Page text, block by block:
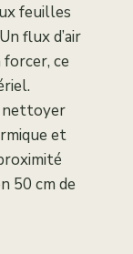
feuilles
flux d’air
ce
nettoyer
et
50 cm de